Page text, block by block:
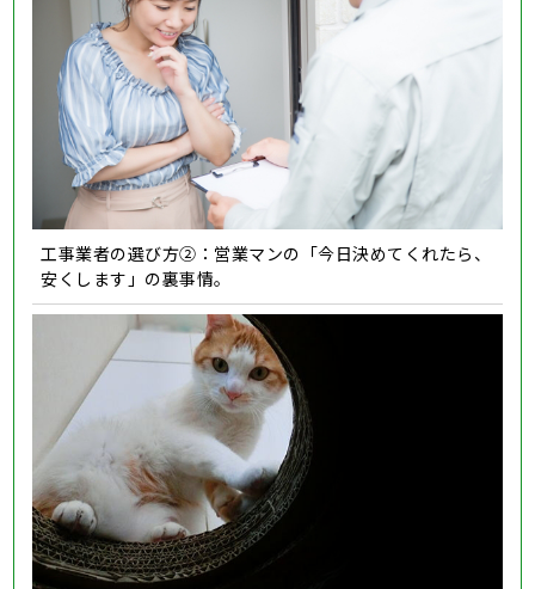
工事業者の選び方②：営業マンの「今日決めてくれたら、
安くします」の裏事情。